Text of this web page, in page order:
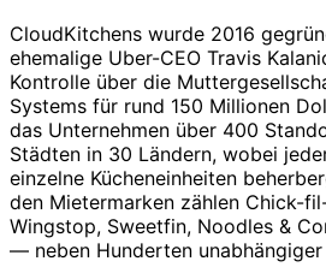
CloudKitchens wurde 2016
ehemalige Uber-CEO Travis
Kontrolle über die
Systems für rund 150 Millionen
das Unternehmen über 400
Städten in 30 Ländern, wobei
einzelne Kücheneinheiten
den Mietermarken zählen Chick-
Wingstop, Sweetfin, Noodles &
— neben Hunderten